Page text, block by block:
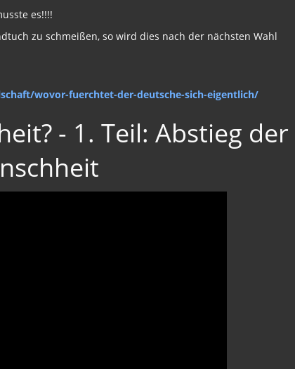
es!!!!
zu schmeißen, so wird dies nach der nächsten Wahl
wovor-fuerchtet-der-deutsche-sich-eigentlich/
- 1. Teil: Abstieg der